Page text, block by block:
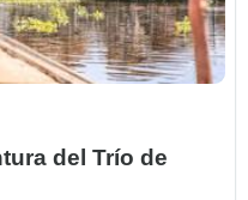
del Trío de